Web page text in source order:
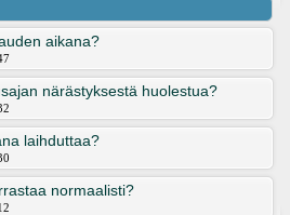
aikana?
närästyksestä huolestua?
laihduttaa?
normaalisti?